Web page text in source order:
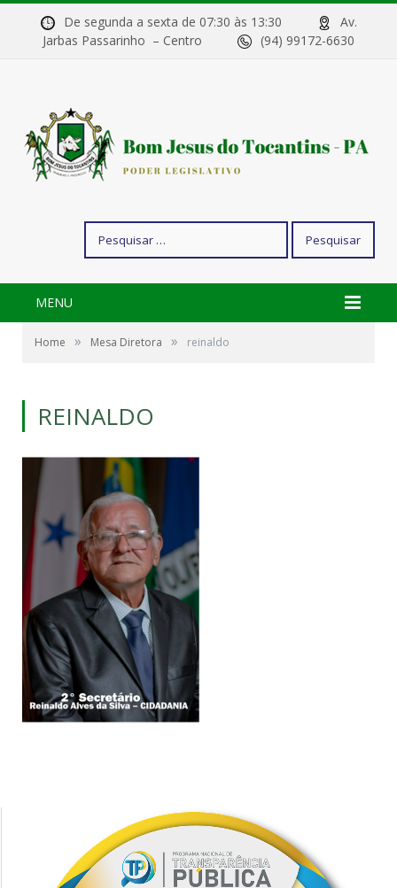
De segunda a sexta de 07:30 às 13:30
Av.
Jarbas Passarinho – Centro
(94) 99172-6630
por:
MENU
Home » Mesa Diretora » reinaldo
REINALDO